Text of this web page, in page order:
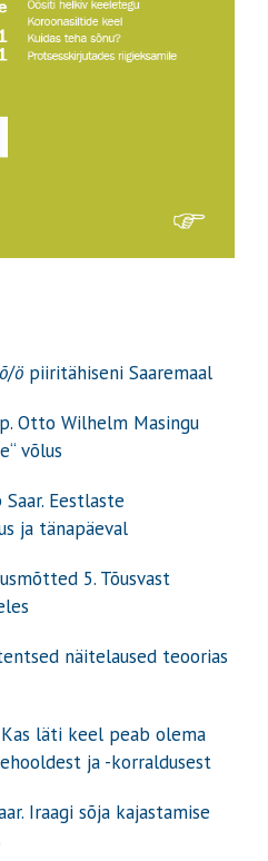
õ/ö piiritähiseni Saaremaal
Otto Wilhelm Masingu
võlus
Eestlaste
ja tänapäeval
5. Tõusvast
näitelaused teoorias
läti keel peab olema
ja -korraldusest
Iraagi sõja kajastamise